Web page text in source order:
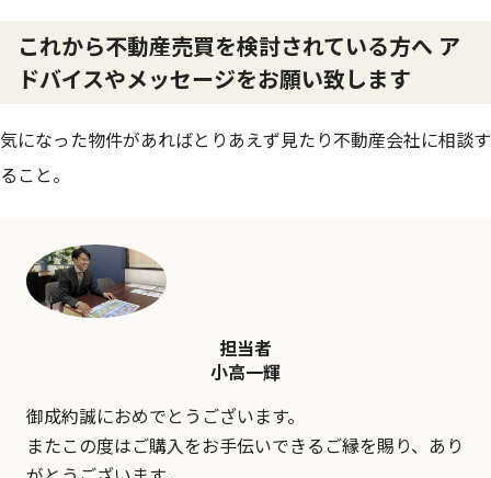
これから不動産売買を検討されている方へ ア
ドバイスやメッセージをお願い致します
気になった物件があればとりあえず見たり不動産会社に相談す
ること。
担当者
小高一輝
御成約誠におめでとうございます。
またこの度はご購入をお手伝いできるご縁を賜り、あり